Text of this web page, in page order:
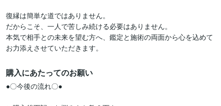
復縁は簡単な道ではありません。
だからこそ、一人で苦しみ続ける必要はありません。
本気で相手との未来を望む方へ、鑑定と施術の両面から心を込めて
購入にあたってのお願い
●〇今後の流れ〇●